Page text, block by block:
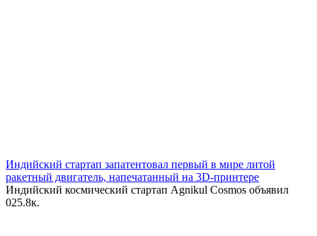
Индийский стартап запатентовал первый в мире литой
ракетный двигатель, напечатанный на 3D-принтере
Индийский космический стартап Agnikul Cosmos объявил
025.8к.